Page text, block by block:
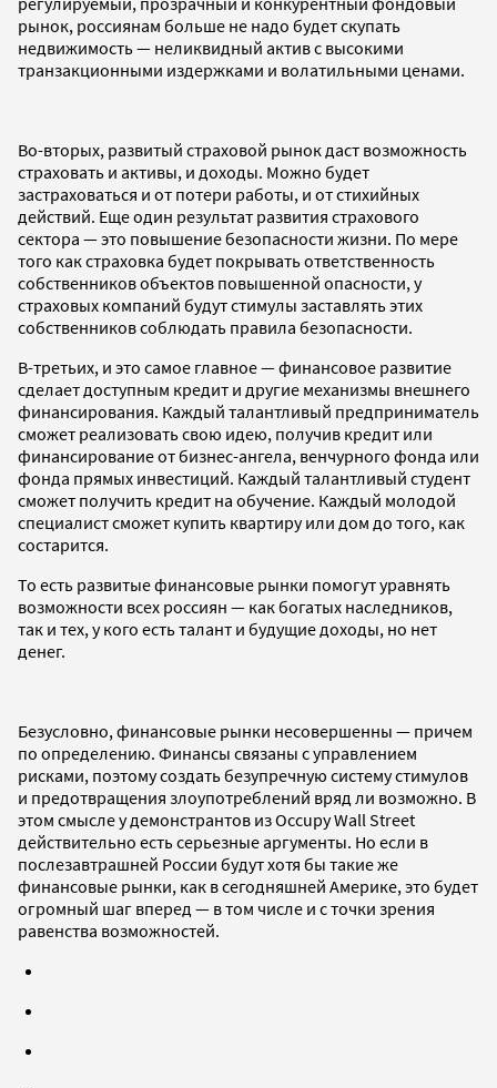
рынок, россиянам больше не надо будет скупать
недвижимость — неликвидный актив с высокими
транзакционными издержками и волатильными ценами.
Во-вторых, развитый страховой рынок даст возможность
страховать и активы, и доходы. Можно будет
застраховаться и от потери работы, и от стихийных
действий. Еще один результат развития страхового
сектора — это повышение безопасности жизни. По мере
того как страховка будет покрывать ответственность
собственников объектов повышенной опасности, у
страховых компаний будут стимулы заставлять этих
собственников соблюдать правила безопасности.
В-третьих, и это самое главное — финансовое развитие
сделает доступным кредит и другие механизмы внешнего
финансирования. Каждый талантливый предприниматель
сможет реализовать свою идею, получив кредит или
финансирование от бизнес-ангела, венчурного фонда или
фонда прямых инвестиций. Каждый талантливый студент
сможет получить кредит на обучение. Каждый молодой
специалист сможет купить квартиру или дом до того, как
состарится.
То есть развитые финансовые рынки помогут уравнять
возможности всех россиян — как богатых наследников,
так и тех, у кого есть талант и будущие доходы, но нет
денег.
Безусловно, финансовые рынки несовершенны — причем
по определению. Финансы связаны с управлением
рисками, поэтому создать безупречную систему стимулов
и предотвращения злоупотреблений вряд ли возможно. В
этом смысле у демонстрантов из Occupy Wall Street
действительно есть серьезные аргументы. Но если в
послезавтрашней России будут хотя бы такие же
финансовые рынки, как в сегодняшней Америке, это будет
огромный шаг вперед — в том числе и с точки зрения
равенства возможностей.